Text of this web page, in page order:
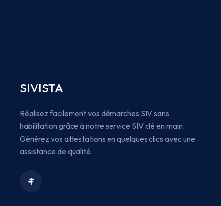
SIVISTA
Réalisez facilement vos démarches SIV sans
habilitation grâce à notre service SIV clé en main.
Générez vos attestations en quelques clics avec une
assistance de qualité.